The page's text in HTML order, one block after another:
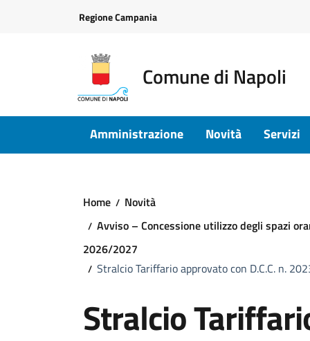
Regione Campania
Comune di Napoli
Amministrazione Novità Servizi
Home
Novità
Avviso – Concessione utilizzo degli spazi
2026/2027
Stralcio Tariffario approvato con D.C.C. n.
Stralcio